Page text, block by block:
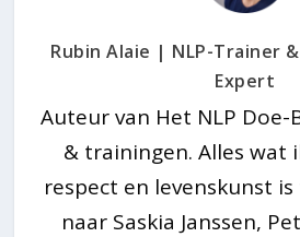
Rubin Alaie | NLP-Trainer
Expert
Auteur van Het NLP Doe-
& trainingen. Alles wat
respect en levenskunst
naar Saskia Janssen,